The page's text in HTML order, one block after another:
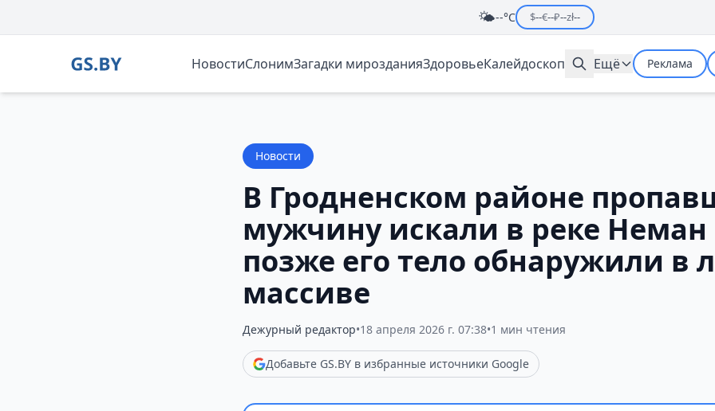
🌤️--°C $--€--₽--zł--
НовостиСлонимЗагадки мирозданияЗдоровьеКалейдоскоп Ещё Реклама
Новости
В Гродненском районе
мужчину искали в реке
позже его тело обнаружили в
массиве
Дежурный редактор•18 апреля 2026 г. 07:38•1 мин чтения
Добавьте GS.BY в избранные источники Google